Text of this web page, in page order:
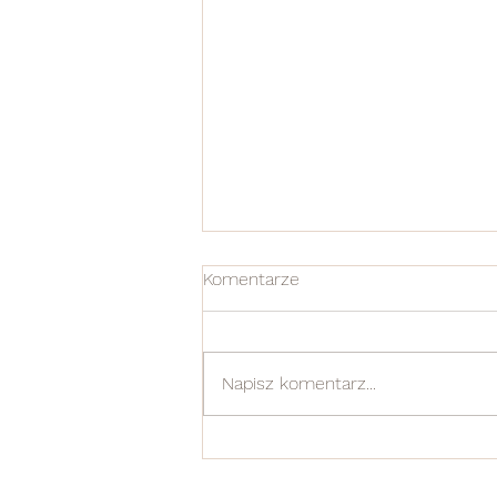
Komentarze
Napisz komentarz...